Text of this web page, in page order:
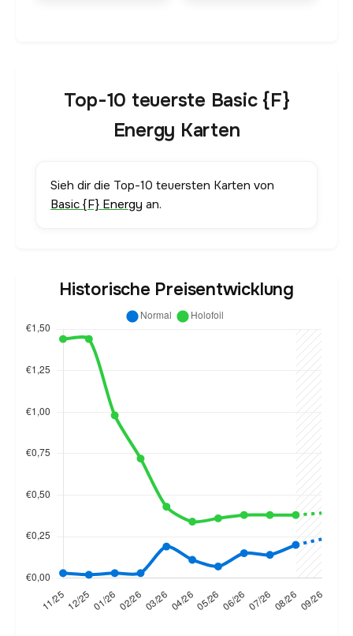
Top-10 teuerste Basic {F}
Energy Karten
Sieh dir die Top-10 teuersten Karten von
Basic {F} Energy an.
Historische Preisentwicklung